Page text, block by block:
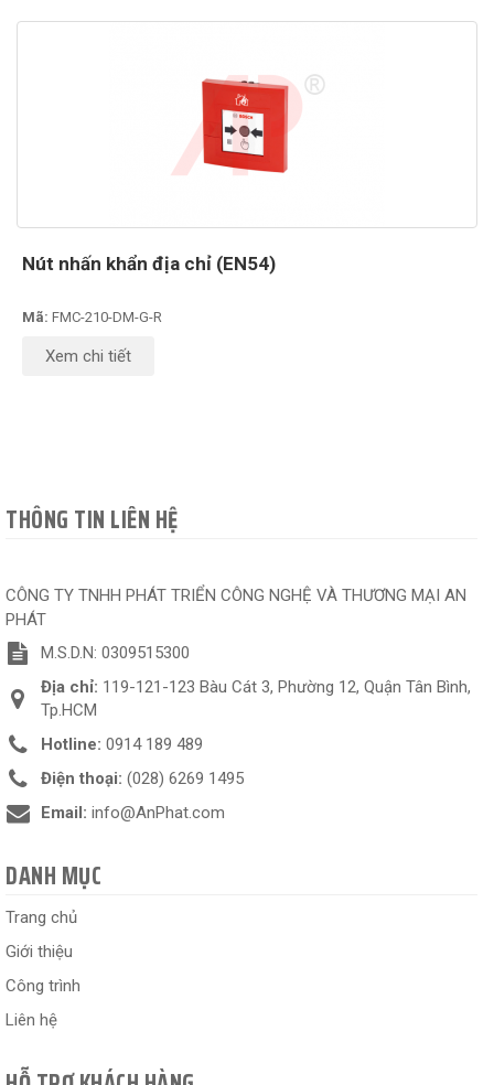
Nút nhấn khẩn địa chỉ (EN54)
Mã: FMC-210-DM-G-R
Xem chi tiết
THÔNG TIN LIÊN HỆ
CÔNG TY TNHH PHÁT TRIỂN CÔNG NGHỆ VÀ THƯƠNG MẠI AN
PHÁT
M.S.D.N: 0309515300
Địa chỉ: 119-121-123 Bàu Cát 3, Phường 12, Quận Tân Bình,
Tp.HCM
Hotline: 0914 189 489
Điện thoại: (028) 6269 1495
Email: info@AnPhat.com
DANH MỤC
Trang chủ
Giới thiệu
Công trình
Liên hệ